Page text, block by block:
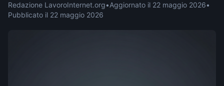
Redazione LavoroInternet.org•Aggiornato il 22 maggio 2026•
Pubblicato il 22 maggio 2026